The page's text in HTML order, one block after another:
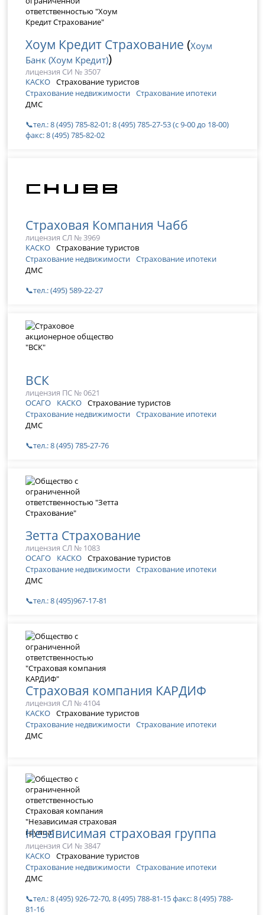
Хоум Кредит Страхование (Хоум
Банк (Хоум Кредит))
лицензия СИ № 3507
КАСКО Страхование туристов
Страхование недвижимости Страхование ипотеки
ДМС
📞тел.: 8 (495) 785-82-01; 8 (495) 785-27-53 (с 9-00 до 18-00)
факс: 8 (495) 785-82-02
Страховая Компания Чабб
лицензия СЛ № 3969
КАСКО Страхование туристов
Страхование недвижимости Страхование ипотеки
ДМС
📞тел.: (495) 589-22-27
ВСК
лицензия ПС № 0621
ОСАГО
КАСКО Страхование туристов
Страхование недвижимости Страхование ипотеки
ДМС
📞тел.: 8 (495) 785-27-76
Зетта Страхование
лицензия СЛ № 1083
ОСАГО
КАСКО Страхование туристов
Страхование недвижимости Страхование ипотеки
ДМС
📞тел.: 8 (495)967-17-81
Страховая компания КАРДИФ
лицензия СЛ № 4104
КАСКО Страхование туристов
Страхование недвижимости Страхование ипотеки
ДМС
Независимая страховая группа
лицензия СИ № 3847
КАСКО Страхование туристов
Страхование недвижимости Страхование ипотеки
ДМС
📞тел.: 8 (495) 926-72-70, 8 (495) 788-81-15 факс: 8 (495) 788-
81-16